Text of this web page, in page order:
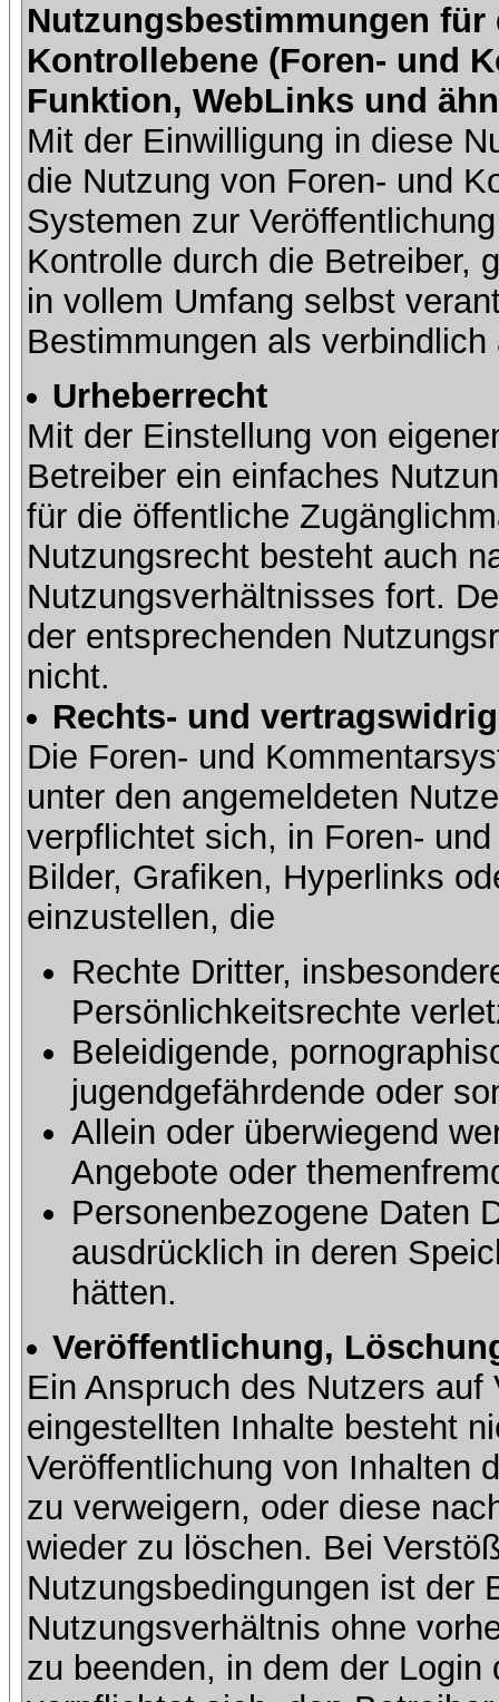
Nutzungsbestimmungen
Kontrollebene (Foren- und
Funktion, WebLinks und
Mit der Einwilligung in diese
die Nutzung von Foren- und
Systemen zur
Kontrolle durch die Betreiber,
in vollem Umfang selbst
Bestimmungen als verbindlich
Urheberrecht
Mit der Einstellung von
Betreiber ein einfaches
für die öffentliche
Nutzungsrecht besteht auch
Nutzungsverhältnisses fort.
der entsprechenden
nicht.
Rechts- und
Die Foren- und
unter den angemeldeten
verpflichtet sich, in Foren-
Bilder, Grafiken, Hyperlinks
einzustellen, die
Rechte Dritter,
Persönlichkeitsrechte
Beleidigende,
jugendgefährdende oder
Allein oder überwiegend
Angebote oder
Personenbezogene Daten
ausdrücklich in deren
hätten.
Veröffentlichung,
Ein Anspruch des Nutzers
eingestellten Inhalte besteht
Veröffentlichung von Inhalten
zu verweigern, oder diese
wieder zu löschen. Bei
Nutzungsbedingungen ist der
Nutzungsverhältnis ohne
zu beenden, in dem der